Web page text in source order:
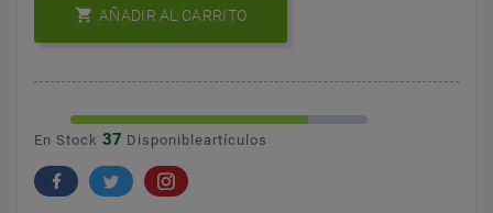
 AÑADIR AL CARRITO
En Stock 37 Disponibleartículos